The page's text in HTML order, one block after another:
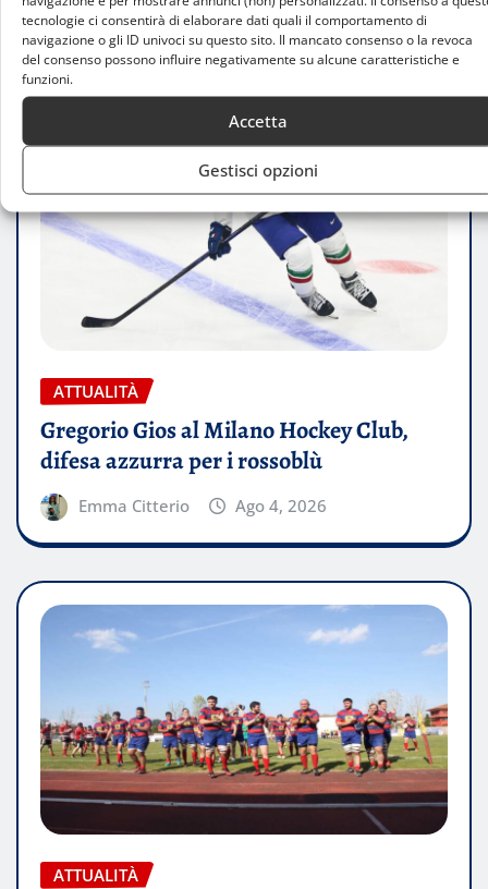
tecnologie ci consentirà di elaborare dati quali il comportamento di
navigazione o gli ID univoci su questo sito. Il mancato consenso o la revoca
del consenso possono influire negativamente su alcune caratteristiche e
funzioni.
Accetta
Gestisci opzioni
ATTUALITÀ
Gregorio Gios al Milano Hockey Club,
difesa azzurra per i rossoblù
Emma Citterio Ago 4, 2026
ATTUALITÀ